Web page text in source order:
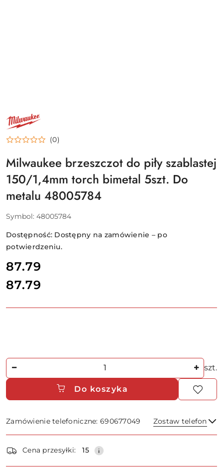
NAZWA
PRODUCENTA:
MILWAUKEE
(0)
Milwaukee brzeszczot do piły szablastej
150/1,4mm torch bimetal 5szt. Do
metalu 48005784
Symbol: 48005784
Dostępność: Dostępny na zamówienie – po
potwierdzeniu.
cena:
87.79
Cena:
87.79
Ilość szt.
Do koszyka
Zamówienie telefoniczne: 690677049 Zostaw telefon
Wyślij
Dostępność
i
Cena przesyłki: 15